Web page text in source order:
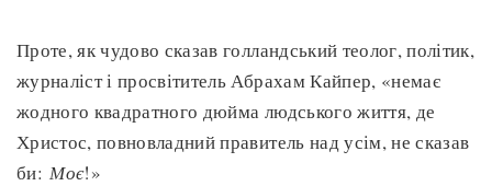
Проте, як чудово сказав голландський теолог, політик,
журналіст і просвітитель Абрахам Кайпер, «немає
жодного квадратного дюйма людського життя, де
Христос, повновладний правитель над усім, не сказав
би:Моє!»